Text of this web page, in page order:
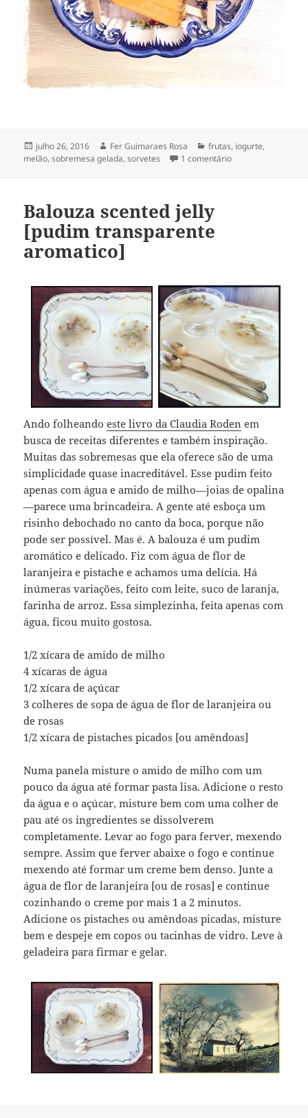
Publicado
em
julho 26, 2016 Autor
Fer Guimaraes Rosa Categorias
frutas, iogurte,
melão,sobremesa gelada,sorvetes 1 comentárioem sorvete &
Balouza scented jelly
[pudim transparente
aromatico]
Ando folheandoeste livro da Claudia Roden em
busca de receitas diferentes e também inspiração.
Muitas das sobremesas que ela oferece são de uma
simplicidade quase inacreditável. Esse pudim feito
apenas com água e amido de milho—joias de opalina
—parece uma brincadeira. A gente até esboça um
risinho debochado no canto da boca, porque não
pode ser possível. Mas é. A balouza é um pudim
aromático e delicado. Fiz com água de flor de
laranjeira e pistache e achamos uma delícia. Há
inúmeras variações, feito com leite, suco de laranja,
farinha de arroz. Essa simplezinha, feita apenas com
água, ficou muito gostosa.
1/2 xícara de amido de milho
4 xícaras de água
1/2 xícara de açúcar
3 colheres de sopa de água de flor de laranjeira ou
de rosas
1/2 xícara de pistaches picados [ou amêndoas]
Numa panela misture o amido de milho com um
pouco da água até formar pasta lisa. Adicione o resto
da água e o açúcar, misture bem com uma colher de
pau até os ingredientes se dissolverem
completamente. Levar ao fogo para ferver, mexendo
sempre. Assim que ferver abaixe o fogo e continue
mexendo até formar um creme bem denso. Junte a
água de flor de laranjeira [ou de rosas] e continue
cozinhando o creme por mais 1 a 2 minutos.
Adicione os pistaches ou amêndoas picadas, misture
bem e despeje em copos ou tacinhas de vidro. Leve à
geladeira para firmar e gelar.